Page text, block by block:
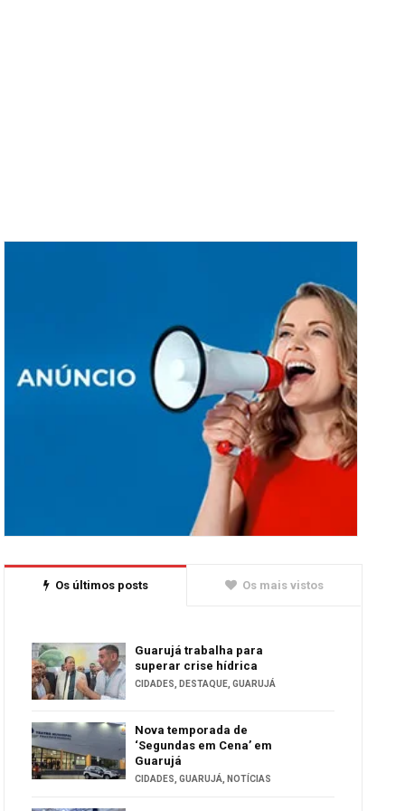
Os últimos posts Os mais vistos
Guarujá trabalha para
superar crise hídrica
CIDADES, DESTAQUE,GUARUJÁ
Nova temporada de
‘Segundas em Cena’ em
Guarujá
CIDADES,GUARUJÁ, NOTÍCIAS